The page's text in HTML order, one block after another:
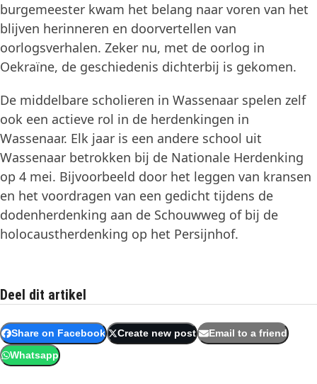
burgemeester kwam het belang naar voren van het
blijven herinneren en doorvertellen van
oorlogsverhalen. Zeker nu, met de oorlog in
Oekraïne, de geschiedenis dichterbij is gekomen.
De middelbare scholieren in Wassenaar spelen zelf
ook een actieve rol in de herdenkingen in
Wassenaar. Elk jaar is een andere school uit
Wassenaar betrokken bij de Nationale Herdenking
op 4 mei. Bijvoorbeeld door het leggen van kransen
en het voordragen van een gedicht tijdens de
dodenherdenking aan de Schouwweg of bij de
holocaustherdenking op het Persijnhof.
Deel dit artikel
Share on Facebook Create new post Email to a friend
Whatsapp